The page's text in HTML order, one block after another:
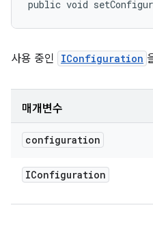
public void
사용 중인 IConfiguration
매개변수
configuration
IConfiguration